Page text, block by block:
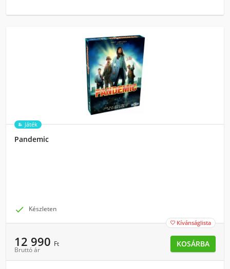
Játék
Pandemic
 Készleten
 Kívánságlista
12 990 Ft
Bruttó ár
KOSÁRBA